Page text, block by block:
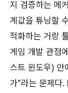
지 검증하는 메
계값을 튜닝할
적화하는 거랑
게임 개발 관점
스트 윈도우) 안
가"라는 문제다.